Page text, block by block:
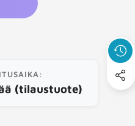
(tilaustuote)